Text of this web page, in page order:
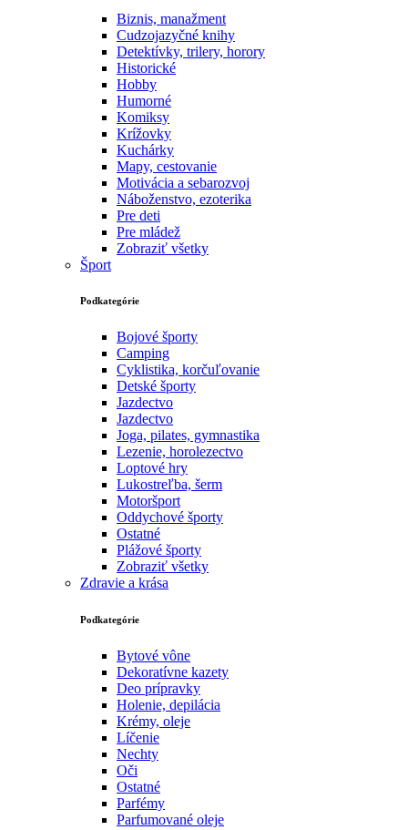
Biznis, manažment
Cudzojazyčné knihy
Detektívky, trilery, horory
Historické
Hobby
Humorné
Komiksy
Krížovky
Kuchárky
Mapy, cestovanie
Motivácia a sebarozvoj
Náboženstvo, ezoterika
Pre deti
Pre mládež
Zobraziť všetky
Šport
Podkategórie
Bojové športy
Camping
Cyklistika, korčuľovanie
Detské športy
Jazdectvo
Jazdectvo
Joga, pilates, gymnastika
Lezenie, horolezectvo
Loptové hry
Lukostreľba, šerm
Motoršport‎
Oddychové športy
Ostatné
Plážové športy
Zobraziť všetky
Zdravie a krása
Podkategórie
Bytové vône
Dekoratívne kazety
Deo prípravky
Holenie, depilácia
Krémy, oleje
Líčenie
Nechty
Oči
Ostatné
Parfémy
Parfumované oleje